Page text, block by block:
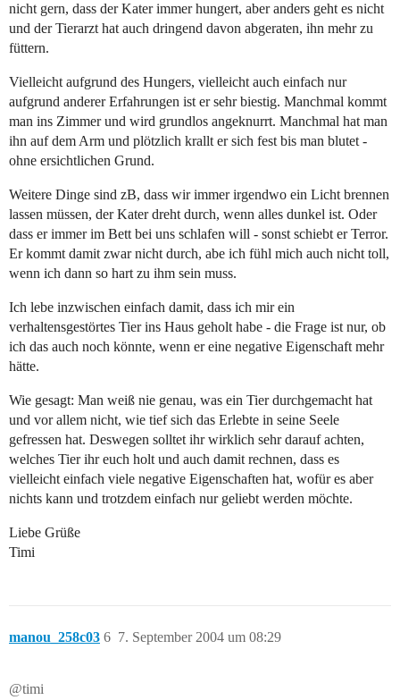
nicht gern, dass der Kater immer hungert, aber anders geht es nicht
und der Tierarzt hat auch dringend davon abgeraten, ihn mehr zu
füttern.
Vielleicht aufgrund des Hungers, vielleicht auch einfach nur
aufgrund anderer Erfahrungen ist er sehr biestig. Manchmal kommt
man ins Zimmer und wird grundlos angeknurrt. Manchmal hat man
ihn auf dem Arm und plötzlich krallt er sich fest bis man blutet -
ohne ersichtlichen Grund.
Weitere Dinge sind zB, dass wir immer irgendwo ein Licht brennen
lassen müssen, der Kater dreht durch, wenn alles dunkel ist. Oder
dass er immer im Bett bei uns schlafen will - sonst schiebt er Terror.
Er kommt damit zwar nicht durch, abe ich fühl mich auch nicht toll,
wenn ich dann so hart zu ihm sein muss.
Ich lebe inzwischen einfach damit, dass ich mir ein
verhaltensgestörtes Tier ins Haus geholt habe - die Frage ist nur, ob
ich das auch noch könnte, wenn er eine negative Eigenschaft mehr
hätte.
Wie gesagt: Man weiß nie genau, was ein Tier durchgemacht hat
und vor allem nicht, wie tief sich das Erlebte in seine Seele
gefressen hat. Deswegen solltet ihr wirklich sehr darauf achten,
welches Tier ihr euch holt und auch damit rechnen, dass es
vielleicht einfach viele negative Eigenschaften hat, wofür es aber
nichts kann und trotzdem einfach nur geliebt werden möchte.
Liebe Grüße
Timi
manou_258c03 7. September 2004 um 08:29
6
@timi